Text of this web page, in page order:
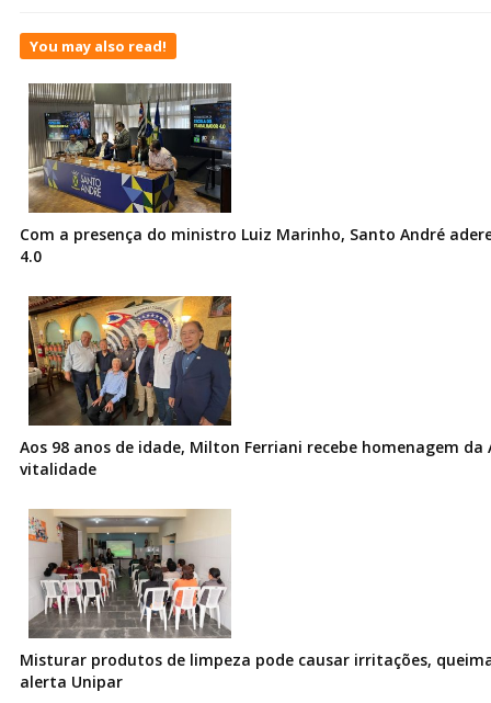
You may also read!
Com a presença do ministro Luiz Marinho, Santo André
4.0
Aos 98 anos de idade, Milton Ferriani recebe homenagem da
vitalidade
Misturar produtos de limpeza pode causar irritações,
alerta Unipar